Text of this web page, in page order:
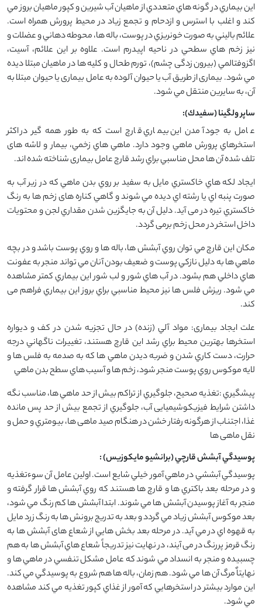
اين بيماري در گونه هاي متعددي از ماهيان آب شيرين و کپور ماهیان بروز مي
كند و اغلب با استرس و ازدحام و تجمع زياد در محيط پرورش همراه است.
علائم باليني به صورت خونريزي در پوست، باله ها، محوطه دهاني و عضلات و
نيز زخم هاي سطحي در ناحيه اپيدرم است. علاوه بر اين علائم، آسيت،
اگزوفتالمي (بیرون زدگی چشم)، تورم طحال و كليه ها در ماهيان مبتلا ديده
مي شود. بیماری از طريق آب يا حيوان آلوده به عامل بیماری یا حیوان مبتلا به
آن، به سايرين منتقل مي شود.
ساپر ولگينا (سفيدك):
عامل به جود آمدن اين بيماري قارچ است که به طور همه گير در اكثر
استخرهاي پرورش ماهي وجود دارد. ماهي هاي زخمي، بيمار و لاشه های
تلف شده آن ها محل مناسبي براي رشد قارچ عامل بیماری شناخته شده اند.
ايجاد لكه هاي خاكستري مايل به سفيد بر روي بدن ماهي كه در زير آب به
صورت پنبه اي يا رشته اي ديده مي شوند و گاهي كناره های زخم ها به رنگ
خاكستري تيره در می آید. دلیل آن به جایگزین شدن مقداري لجن و محتويات
داخل استخر در محل زخم برمی گردد.
مكان اين قارچ مي توان روي آبشش ها، باله ها و روي پوست باشد و در بچه
ماهي ها به دلیل نازكي پوست و ضعيف بودن آنان مي تواند منجر به عفونت
هاي داخلي هم بشود. در آب هاي شور و لب شور اين بيماري كمتر مشاهده
مي شود. ريزش فلس ها نیز محيط مناسبي براي بروز اين بيماري فراهم می
کند.
علت ایجاد بیماری: مواد آلي (‌زنده) در حال تجزيه شدن در كف و ديواره
استخرها بهترين محيط براي رشد اين قارچ هستند، تغييرات ناگهاني درجه
حرارت، دست كاري شدن و ضربه دیدن ماهي ها كه به صدمه به فلس ها و
لايه موكوس روي پوست منجر شود، زخم ها و آسیب هاي سطح بدن ماهي
پيشگيري :تغذيه صحيح، جلوگيري از تراكم بيش از حد ماهي ها، مناسب نگه
داشتن شرايط فیزیکوشیمیایی آب، جلوگيري از تجمع بيش از حد پس مانده
غذا، اجتناب از هرگونه رفتار خشن در هنگام صيد ماهی ها، بيومتري و حمل و
نقل ماهی ها
پوسيدگي آبشش قارچي (برانشيو مايكوزيس) :
پوسيدگي آبششي در ماهي آمور خيلي شايع است. اولین عامل آن سوءتغذيه
و در مرحله بعد باكتري ها و قارچ ها هستند كه روي آبشش ها قرار گرفته و
منجر به آغاز پوسيدن آبشش ها مي شوند. ابتدا آبشش ها كم رنگ مي شود،
بعد موكوس آبشش زياد مي گردد و بعد به تدريج برونش ها به رنگ زرد مايل
به قهوه اي در مي آيد. در مرحله بعد بخش هايي از شعاع های آبشش ها به
رنگ قرمز پررنگ در می آیند، در نهایت نیز تدريجاً شعاع هاي آبشش ها به هم
چسبيده و منجر به انسداد مي شوند كه عامل مشكل تنفسي در ماهي ها و
نهایتاٌ مرگ آن ها مي شود. هم زمان، باله ها هم شروع به پوسيدگي مي كند.
این موارد بیشتر در استخرهايي كه آمور از غذاي كپور تغذيه مي كند مشاهده
مي شود.